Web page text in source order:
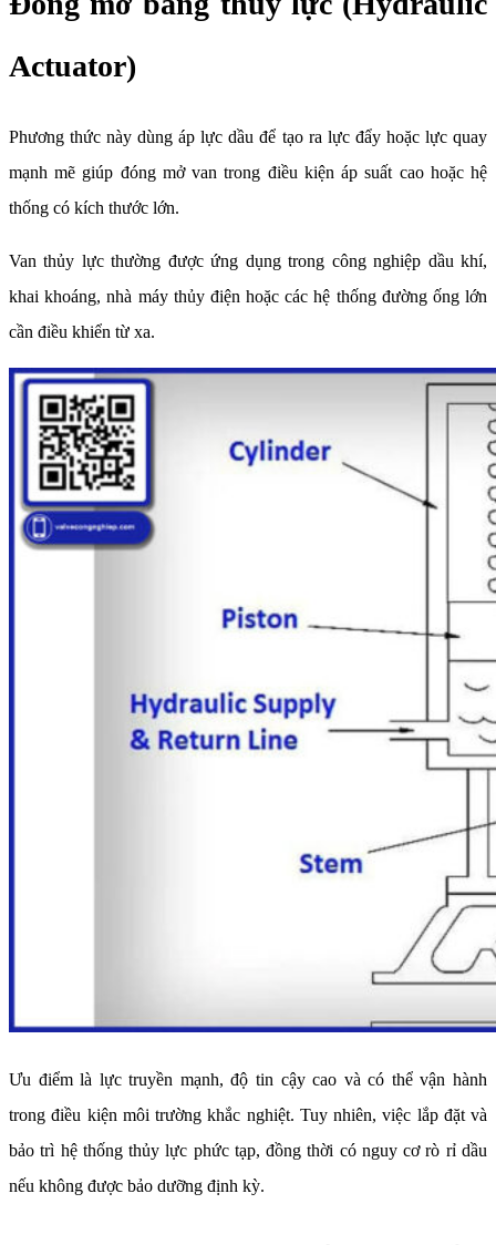
Actuator)
Phương thức này dùng áp lực dầu để tạo ra lực đẩy hoặc lực quay
mạnh mẽ giúp đóng mở van trong điều kiện áp suất cao hoặc hệ
thống có kích thước lớn.
Van thủy lực thường được ứng dụng trong công nghiệp dầu khí,
khai khoáng, nhà máy thủy điện hoặc các hệ thống đường ống lớn
cần điều khiển từ xa.
Ưu điểm là lực truyền mạnh, độ tin cậy cao và có thể vận hành
trong điều kiện môi trường khắc nghiệt. Tuy nhiên, việc lắp đặt và
bảo trì hệ thống thủy lực phức tạp, đồng thời có nguy cơ rò rỉ dầu
nếu không được bảo dưỡng định kỳ.